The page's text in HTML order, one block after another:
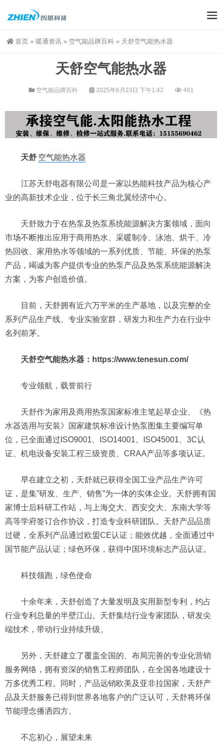
首页 » 暖通资讯 » 空气能品牌百科 » 天舒空气能热水器
天舒空气能热水器
空气能品牌百科 2025年6月23日 下午1:42 461
天舒 空气能热水器
江苏天舒电器有限公司是一家以热能科技产品为核心产
业的高新技术企业，位于长三角北翼经济中心。
天舒致力于在热泵及热泵系统能源解决方案领域，面向
市场不断推出应用于商用热水、采暖制冷、泳池、烘干、冷
热回收、家用热水等领域的一系列优质、节能、环保的热泵
产品，竭诚为客户提供专业的热泵产品及热泵系统能源解决
方案，为客户创造价值。
目前，天舒拥有近六万平米的生产基地，以及完整的全
系列产品生产线、专业实验室群，研发力和生产力在行业中
名列前茅。
天舒空气能热水器：https://www.tenesun.com/
专业领航，载誉前行
天舒作为家用及商用热泵国家标准主笔起草企业、《热
水器选用与安装》国家建筑标准设计热泵图集主要编写单
位，已全面通过ISO9001、ISO14001、ISO45001、3C认
证、机电设备安装工程三级资质、CRAA产品等多项认证。
早在建立之初，天舒就已获得全国工业产品生产许可
证，是集”研发、生产、销售”为一体的实体企业。天舒拥有国
家博士后科研工作站，与上海交大、西安交大、东南大学等
高等学府签订合作协议，打造专业科研团队。天舒产品品质
过硬，全系列产品通过欧盟CE认证；能效优越，全面通过中
国节能产品认证；绿色环保，获得中国环境标志产品认证。
科技领跑，绿色使命
十余年来，天舒创造了大量发明及实用新型专利，约占
行业专利总量的半壁江山。天舒集结行业专家团队，研发尖
端技术，带动行业持续升级。
另外，天舒建立了覆盖全国的、布局完善的专业化营销
服务网络，拥有资深的销售工程师团队，在全国各地建设十
万多优秀工程。同时，产品远销欧美及亚非拉国家，天舒产
品及天舒服务已得到世界各地客户的广泛认可，天舒将环保
节能理念播洒四方。
不忘初心，展望未来